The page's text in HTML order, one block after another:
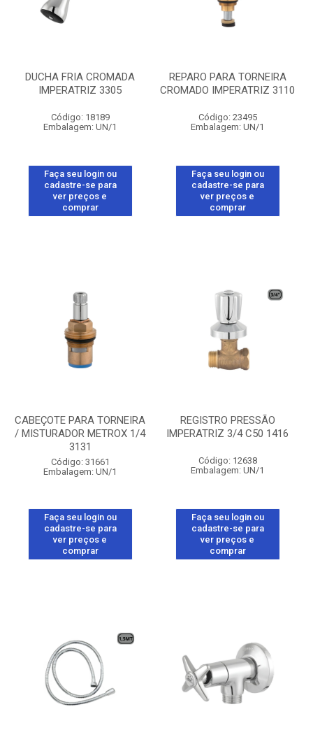
DUCHA FRIA CROMADA
IMPERATRIZ 3305
Código: 18189
Embalagem: UN/1
Faça seu login ou
cadastre-se para
ver preços e
comprar
REPARO PARA TORNEIRA
CROMADO IMPERATRIZ 3110
Código: 23495
Embalagem: UN/1
Faça seu login ou
cadastre-se para
ver preços e
comprar
CABEÇOTE PARA TORNEIRA
/ MISTURADOR METROX 1/4
3131
Código: 31661
Embalagem: UN/1
Faça seu login ou
cadastre-se para
ver preços e
comprar
REGISTRO PRESSÃO
IMPERATRIZ 3/4 C50 1416
Código: 12638
Embalagem: UN/1
Faça seu login ou
cadastre-se para
ver preços e
comprar